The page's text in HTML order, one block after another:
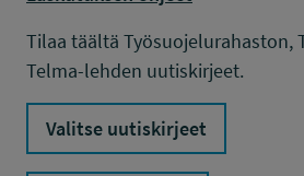
Tilaa täältä Työsuojelurahaston,
Telma-lehden uutiskirjeet.
Valitse uutiskirjeet